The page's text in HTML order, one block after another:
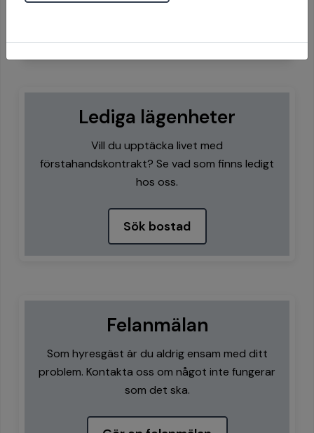
Lediga lägenheter
Vill du upptäcka livet med
förstahandskontrakt? Se vad som finns ledigt
hos oss.
Sök bostad
Felanmälan
Som hyresgäst är du aldrig ensam med ditt
problem. Kontakta oss om något inte fungerar
som det ska.